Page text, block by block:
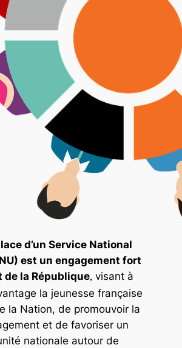
d’un Service National
est un engagement fort
de la République, visant à
la jeunesse française
la Nation, de promouvoir la
et de favoriser un
nationale autour de